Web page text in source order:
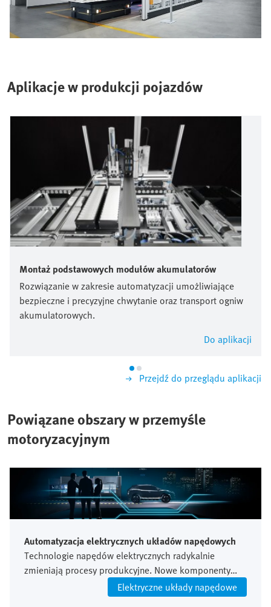
Aplikacje w produkcji pojazdów
Montaż podstawowych modułów akumulatorów
Rozwiązanie w zakresie automatyzacji umożliwiające
bezpieczne i precyzyjne chwytanie oraz transport ogniw
akumulatorowych.
Do aplikacji
Przejdź do przeglądu aplikacji
Powiązane obszary w przemyśle
motoryzacyjnym
Automatyzacja elektrycznych układów napędowych
Technologie napędów elektrycznych radykalnie
zmieniają procesy produkcyjne. Nowe komponenty
oraz złożone procedury testowe zwiększają
wymagania w zakresie dokładności i integracji.
Elektryczne układy napędowe